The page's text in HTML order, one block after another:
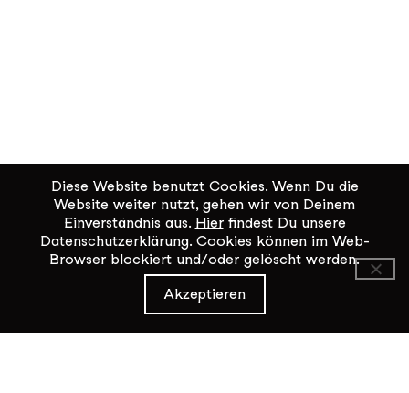
KiK Kultur im Kammgarn
Baumgartenstrasse 19
8200 Schaffhausen
Diese Website benutzt Cookies. Wenn Du die
Website weiter nutzt, gehen wir von Deinem
Einverständnis aus. Hierfindest Du unsere
Datenschutzerklärung. Cookies können im Web-
Browser blockiert und/oder gelöscht werden.
Akzeptieren